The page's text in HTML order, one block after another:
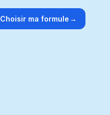
Choisir ma formule →